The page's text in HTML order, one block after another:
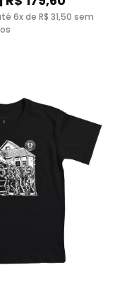
6x de R$ 31,50 sem